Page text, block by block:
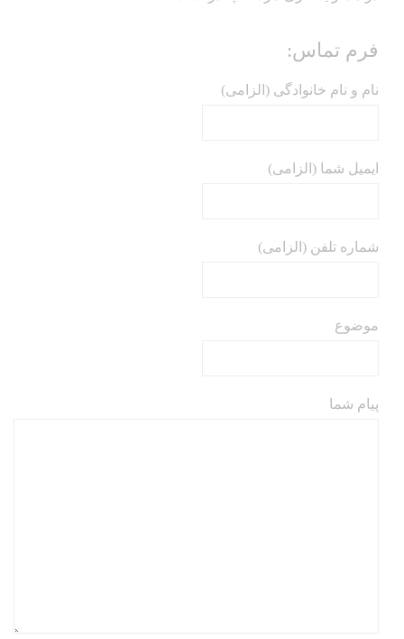
فرم تماس:
نام و نام خانوادگی (الزامی)
ایمیل شما (الزامی)
شماره تلفن (الزامی)
موضوع
پیام شما